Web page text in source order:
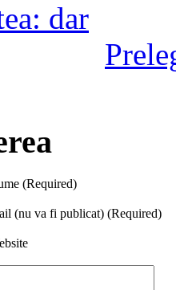
(Required)
(nu va fi publicat) (Required)